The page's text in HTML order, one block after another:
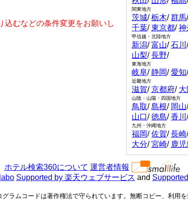
込むなどの条件変更をお願いし
関東地方
茨城/栃木/群馬
千葉/東京都/神
甲信越・北陸地方
新潟/富山/石川
山梨/長野/
東海地方
岐阜/静岡/愛知
近畿地方
滋賀/京都府/
山陰・山陽・四国地方
鳥取/島根/ 岡山
山口/徳島/香川
九州・沖縄地方
福岡/佐賀/長崎
大分/宮崎/ 鹿児
ホテル検索360について 運営者情報
Supported by 楽天ウェブサービス and
ラムコードは著作権法で守られています。無断コピー、利用